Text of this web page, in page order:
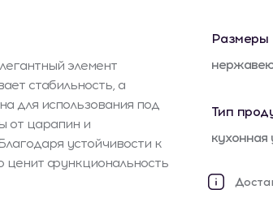
элемент
стабильность, а
для использования под
от царапин и
устойчивости к
ценит функциональность
Размеры
Тип
кухонная